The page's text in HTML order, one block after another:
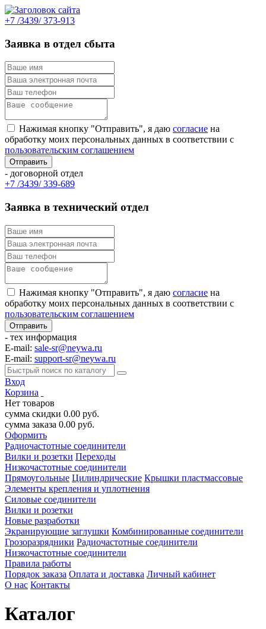
+7 /3439/ 373-913
Заявка в отдел сбыта
Нажимая кнопку "Отправить", я даю согласие на
обработку моих персональных данных в соответствии с
пользовательским соглашением
- договорной отдел
+7 /3439/ 339-689
Заявка в технический отдел
Нажимая кнопку "Отправить", я даю согласие на
обработку моих персональных данных в соответствии с
пользовательским соглашением
- тех информация
E-mail: sale-sr@neywa.ru
E-mail: support-sr@neywa.ru
Вход
Корзина
Нет товаров
сумма скидки 0.00 руб.
сумма заказа 0.00 руб.
Оформить
Радиочастотные соединители
Вилки и розетки Переходы
Низкочастотные соединители
Прямоугольные Цилиндрические Крышки пластмассовые
Элементы крепления и уплотнения
Силовые соединители
Вилки и розетки
Новые разработки
Экранирующие заглушки Комбинированные соединители
Грозоразрядники Радиочастотные соединители
Низкочастотные соединители
Правила работы
Порядок заказа Оплата и доставка Личный кабинет
О нас Контакты
Каталог